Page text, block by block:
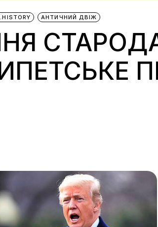
АНТИЧНИЙ ДВІЖ